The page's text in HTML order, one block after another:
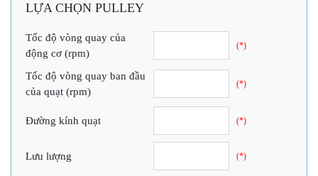
LỰA CHỌN PULLEY
Tốc độ vòng quay của
động cơ (rpm)
(*)
Tốc độ vòng quay ban đầu
của quạt (rpm)
(*)
Đường kính quạt (*)
Lưu lượng (*)